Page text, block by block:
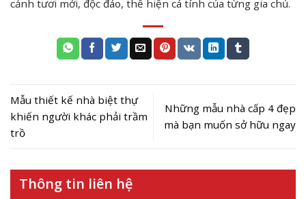
cảnh tươi mới, độc đáo, thể hiện cá tính của từng gia chủ.
Mẫu thiết kế nhà biệt thự
khiến người khác phải trầm
trồ
Những mẫu nhà cấp 4 đẹp
mà bạn muốn sở hữu ngay
Thông tin liên hệ